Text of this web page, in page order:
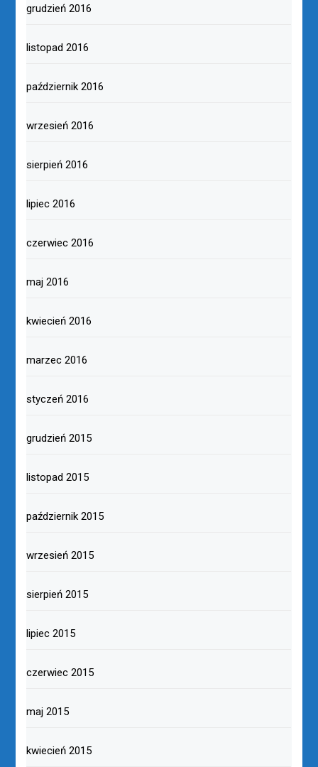
grudzień 2016
listopad 2016
październik 2016
wrzesień 2016
sierpień 2016
lipiec 2016
czerwiec 2016
maj 2016
kwiecień 2016
marzec 2016
styczeń 2016
grudzień 2015
listopad 2015
październik 2015
wrzesień 2015
sierpień 2015
lipiec 2015
czerwiec 2015
maj 2015
kwiecień 2015